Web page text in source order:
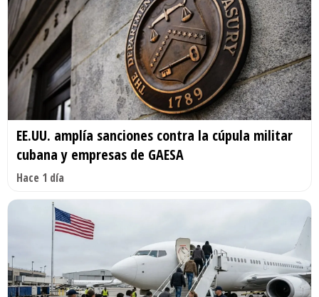
EE.UU. amplía sanciones contra la cúpula militar
cubana y empresas de GAESA
Hace 1 día